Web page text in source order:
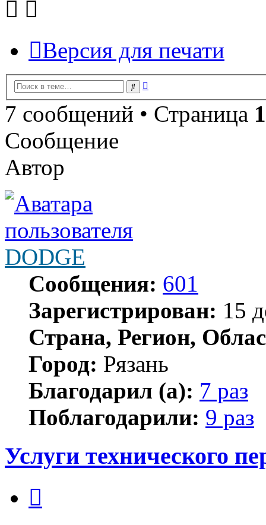
Версия для печати
Поиск
7 сообщений • Страница 1
Сообщение
Автор
DODGE
Сообщения: 601
Зарегистрирован: 15
Страна, Регион,
Город: Рязань
Благодарил (а): 7 раз
Поблагодарили: 9 раз
Услуги технического